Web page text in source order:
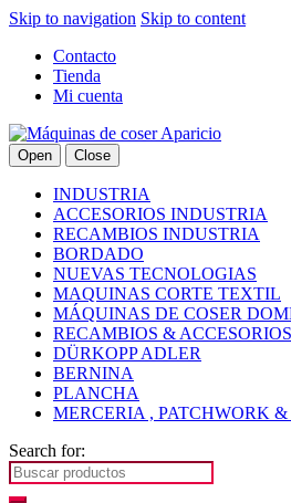
Skip to navigation Skip to content
Contacto
Tienda
Mi cuenta
Open Close
INDUSTRIA
ACCESORIOS INDUSTRIA
RECAMBIOS INDUSTRIA
BORDADO
NUEVAS TECNOLOGIAS
MAQUINAS CORTE TEXTIL
MÁQUINAS DE COSER
RECAMBIOS & ACCESORIOS
DÜRKOPP ADLER
BERNINA
PLANCHA
MERCERIA , PATCHWORK &
Search for: